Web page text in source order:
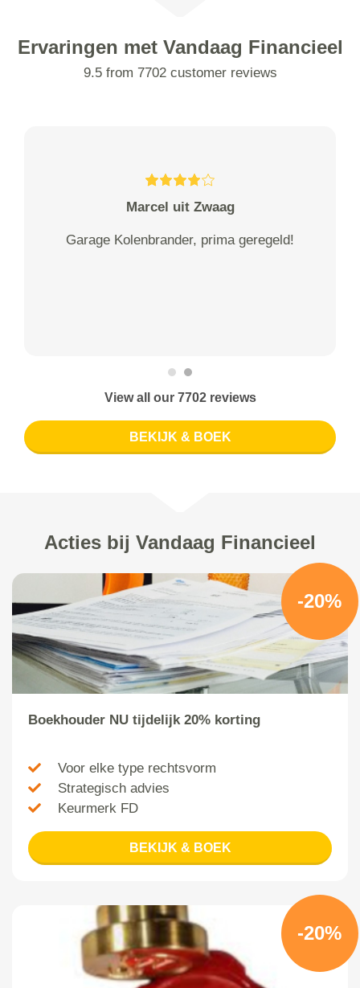
Ervaringen met Vandaag Financieel
9.5 from 7702 customer reviews
Marcel uit Zwaag
Garage Kolenbrander, prima geregeld!
View all our 7702 reviews
BEKIJK & BOEK
Acties bij Vandaag Financieel
-20%
Boekhouder NU tijdelijk 20% korting
Voor elke type rechtsvorm
Strategisch advies
Keurmerk FD
BEKIJK & BOEK
-20%